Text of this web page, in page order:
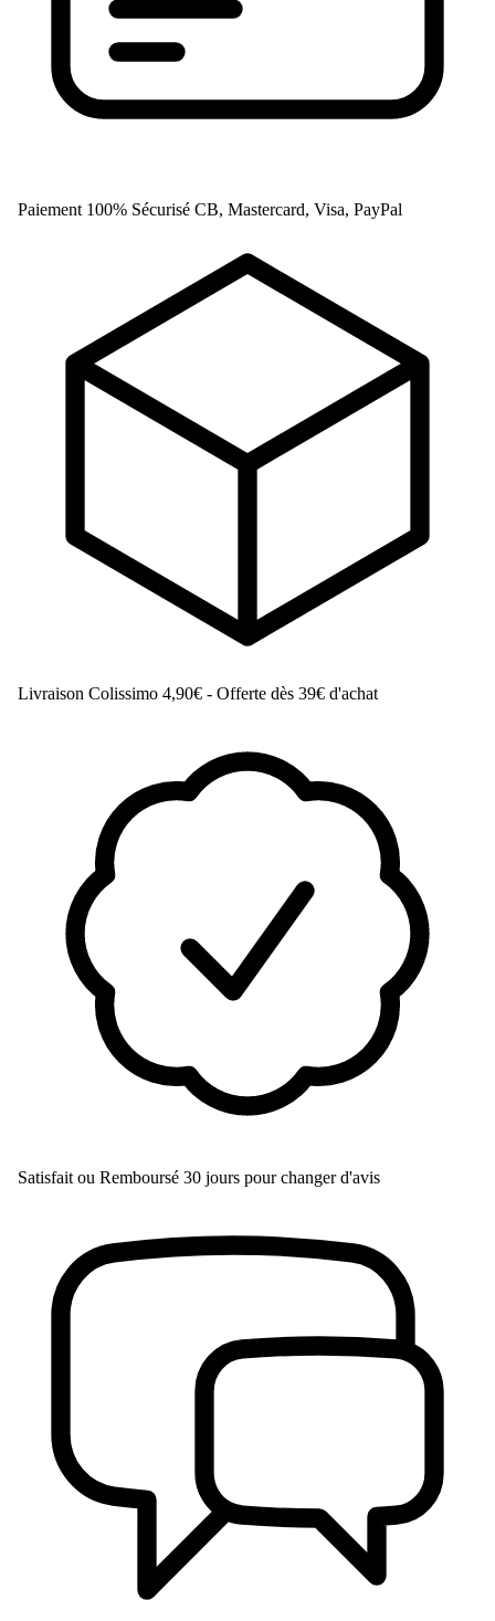
Paiement 100% Sécurisé CB, Mastercard, Visa, PayPal
Livraison Colissimo 4,90€ - Offerte dès 39€ d'achat
Satisfait ou Remboursé 30 jours pour changer d'avis